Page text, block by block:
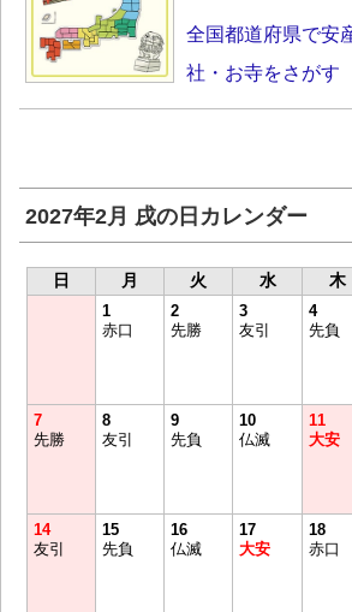
全国都道府県で安
社・お寺をさがす
2027年2月 戌の日カレンダー
日 月 火 水 木
1
赤口
2
先勝
3
友引
4
先負
7
先勝
8
友引
9
先負
10
仏滅
11
大安
14
友引
15
先負
16
仏滅
17
大安
18
赤口